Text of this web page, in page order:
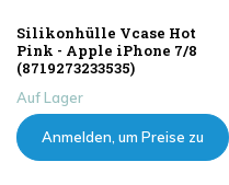
Silikonhülle Vcase Hot
Pink - Apple iPhone 7/8
(8719273233535)
Auf Lager
Anmelden, um Preise zu